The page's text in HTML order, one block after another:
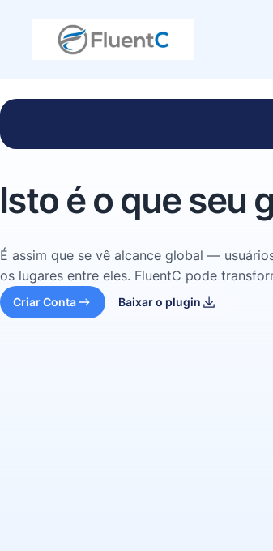
Isto é o que seu
É assim que se vê alcance global —
os lugares entre eles. FluentC pode
Criar Conta Baixar o plugin